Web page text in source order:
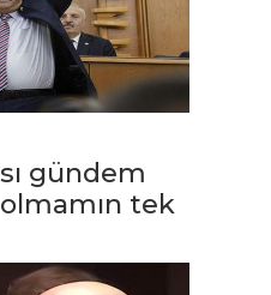
gündem
tek